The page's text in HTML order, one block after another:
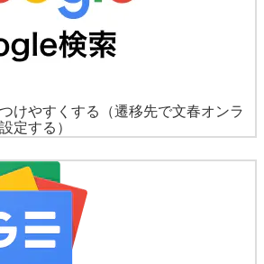
けやすくする
（遷移先で文春オンラ
定する）